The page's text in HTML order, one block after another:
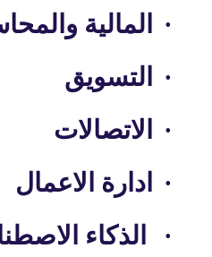
·
المالية
·
التسويق
·
الاتصالات
·
ادارة الاعمال
·
الذكاء